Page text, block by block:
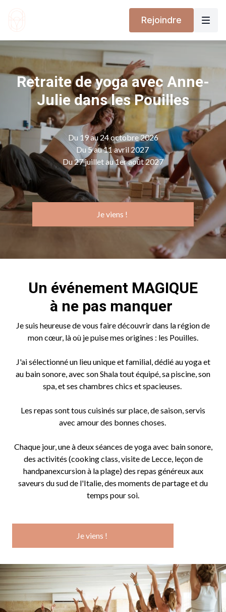
Rejoindre
Retraite de yoga avec Anne-
Julie dans les Pouilles
Du 19 au 24 octobre 2026
Du 5 au 11 avril 2027
Du 27 juillet au 1er août 2027
Je viens !
Un événement MAGIQUE
à ne pas manquer
Je suis heureuse de vous faire découvrir dans la région de
mon cœur, là où je puise mes origines : les Pouilles.
J'ai sélectionné un lieu unique et familial, dédié au yoga et
au bain sonore, avec son Shala tout équipé, sa piscine, son
spa, et ses chambres chics et spacieuses.
Les repas sont tous cuisinés sur place, de saison, servis
avec amour des bonnes choses.
Chaque jour, une à deux séances de yoga avec bain sonore,
des activités (cooking class, visite de Lecce, leçon de
handpanexcursion à la plage) des repas généreux aux
saveurs du sud de l'Italie, des moments de partage et du
temps pour soi.
Je viens !